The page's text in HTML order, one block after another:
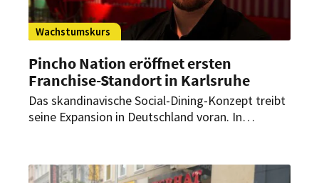
Wachstumskurs
Pincho Nation eröffnet ersten
Franchise-Standort in Karlsruhe
Das skandinavische Social-Dining-Konzept treibt
seine Expansion in Deutschland voran. In